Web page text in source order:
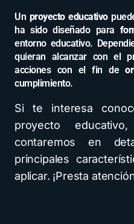
Un proyecto educativo
ha sido diseñado para
entorno educativo.
quieran alcanzar con el
acciones con el fin de
cumplimiento.
Si te interesa
proyecto
contaremos en
principales
aplicar. ¡Presta